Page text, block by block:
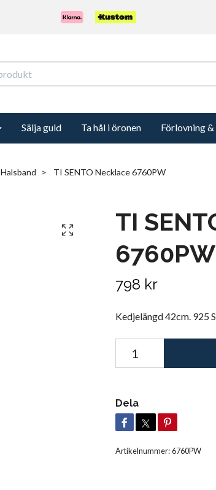
Sälja guld Ta hål i öronen Förlovning
Halsband TI SENTO Necklace 6760PW
TI
6760PW
798 kr
Kedjelängd 42cm. 925
Dela
Artikelnummer:6760PW